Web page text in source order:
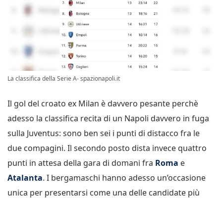
La classifica della Serie A- spazionapoli.it
Il gol del croato ex Milan è davvero pesante perchè
adesso la classifica recita di un Napoli davvero in fuga
sulla Juventus: sono ben sei i punti di distacco fra le
due compagini. Il secondo posto dista invece quattro
punti in attesa della gara di domani fra Roma e
Atalanta. I bergamaschi hanno adesso un’occasione
unica per presentarsi come una delle candidate più